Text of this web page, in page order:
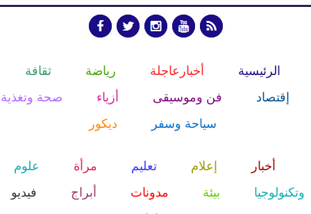
الرئيسية أخبارعاجلة رياضة
ثقافة
إقتصاد
فن وموسيقى أزياء
صحة وتغذية
سياحة وسفر
ديكور
أخبار إعلام تعليم مرأة
علوم
وتكنولوجيا
بيئة مدونات أبراج
فيديو